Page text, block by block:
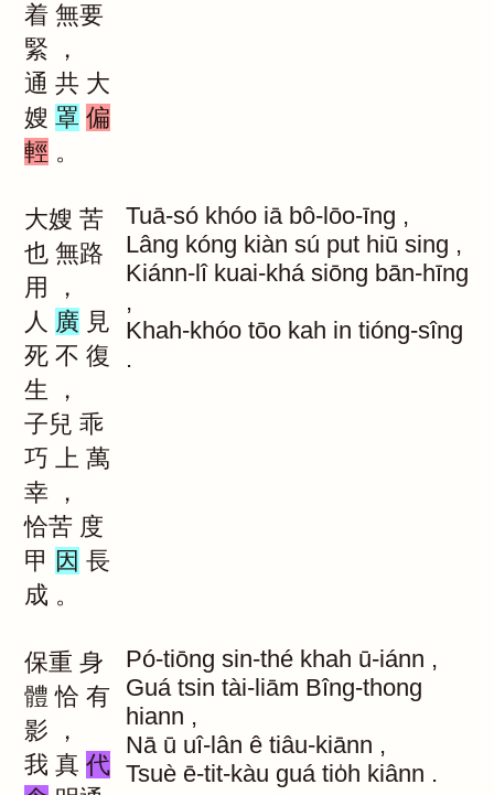
着 無要
緊
，
通 共 大
嫂 罩 偏
輕 。
大嫂 苦
也 無路
用
，
人 廣 見
死 不 復
生
，
子兒 乖
巧 上 萬
幸
，
恰苦 度
甲 因 長
成 。
Tuā-só khóo iā bô-lōo-īng ,
Lâng kóng kiàn sú put hiū sing ,
Kiánn-lî kuai-khá siōng bān-hīng
,
Khah-khóo tōo kah in tióng-sîng
.
保重 身
體 恰 有
影
，
我 真 代
Pó-tiōng sin-thé khah ū-iánn ,
Guá tsin tài-liām Bîng-thong
hiann ,
Nā ū uî-lân ê tiâu-kiānn ,
Tsuè ē-tit-kàu guá tio̍h kiânn .